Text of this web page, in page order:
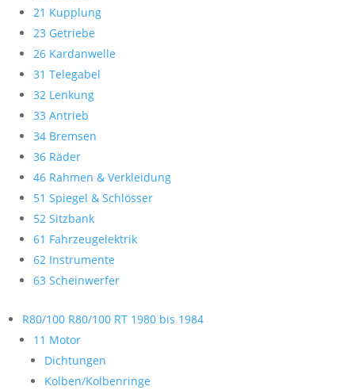
21 Kupplung
23 Getriebe
26 Kardanwelle
31 Telegabel
32 Lenkung
33 Antrieb
34 Bremsen
36 Räder
46 Rahmen & Verkleidung
51 Spiegel & Schlösser
52 Sitzbank
61 Fahrzeugelektrik
62 Instrumente
63 Scheinwerfer
R80/100 R80/100 RT 1980 bis 1984
11 Motor
Dichtungen
Kolben/Kolbenringe